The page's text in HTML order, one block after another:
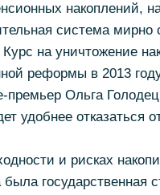
накоплений,
система
на уничтожение
реформы в 2013
Ольга
удобнее отказаться
и рисках
государственная